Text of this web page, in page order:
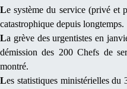
Le système du service (privé et
catastrophique depuis longtemps.
La grève des urgentistes en
démission des 200 Chefs de
montré.
Les statistiques ministérielles